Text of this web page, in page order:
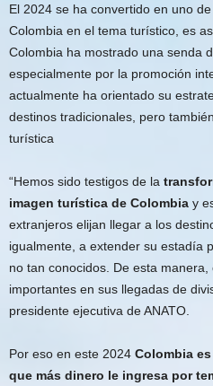
El 2024 se ha convertido en uno
Colombia en el tema turístico, es
Colombia ha mostrado una senda
especialmente por la promoción
actualmente ha orientado su
destinos tradicionales, pero
turística
“Hemos sido testigos de la
imagen turística de Colombia y
extranjeros elijan llegar a los
igualmente, a extender su estadía
no tan conocidos. De esta
importantes en sus llegadas de
presidente ejecutiva de ANATO.
Por eso en este 2024 Colombia
que más dinero le ingresa por